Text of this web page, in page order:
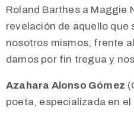
Roland Barthes a Maggie
revelación de aquello que
nosotros mismos, frente
damos por fin tregua y
Azahara Alonso Gómez (
poeta, especializada en